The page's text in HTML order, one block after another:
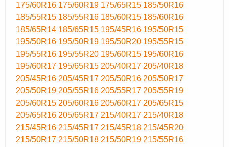
175/60R16 175/60R19 175/65R15 185/50R16
185/55R15 185/55R16 185/60R15 185/60R16
185/65R14 185/65R15 195/45R16 195/50R15
195/50R16 195/50R19 195/50R20 195/55R15
195/55R16 195/55R20 195/60R15 195/60R16
195/60R17 195/65R15 205/40R17 205/40R18
205/45R16 205/45R17 205/50R16 205/50R17
205/50R19 205/55R16 205/55R17 205/55R19
205/60R15 205/60R16 205/60R17 205/65R15
205/65R16 205/65R17 215/40R17 215/40R18
215/45R16 215/45R17 215/45R18 215/45R20
215/50R17 215/50R18 215/50R19 215/55R16